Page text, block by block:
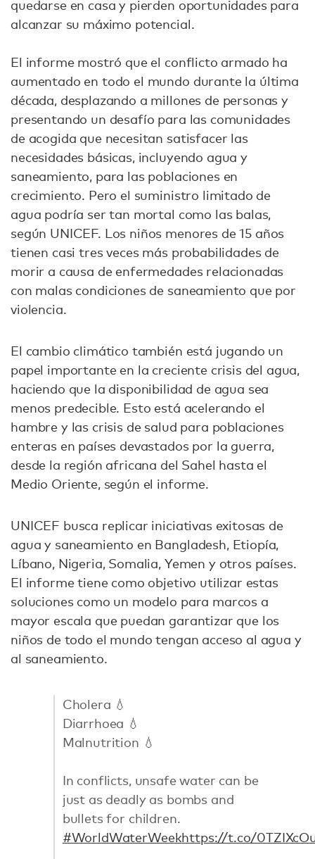
quedarse en casa y pierden oportunidades para
alcanzar su máximo potencial.
El informe mostró que el conflicto armado ha
aumentado en todo el mundo durante la última
década, desplazando a millones de personas y
presentando un desafío para las comunidades
de acogida que necesitan satisfacer las
necesidades básicas, incluyendo agua y
saneamiento, para las poblaciones en
crecimiento. Pero el suministro limitado de
agua podría ser tan mortal como las balas,
según UNICEF. Los niños menores de 15 años
tienen casi tres veces más probabilidades de
morir a causa de enfermedades relacionadas
con malas condiciones de saneamiento que por
violencia.
El cambio climático también está jugando un
papel importante en la creciente crisis del agua,
haciendo que la disponibilidad de agua sea
menos predecible. Esto está acelerando el
hambre y las crisis de salud para poblaciones
enteras en países devastados por la guerra,
desde la región africana del Sahel hasta el
Medio Oriente, según el informe.
UNICEF busca replicar iniciativas exitosas de
agua y saneamiento en Bangladesh, Etiopía,
Líbano, Nigeria, Somalia, Yemen y otros países.
El informe tiene como objetivo utilizar estas
soluciones como un modelo para marcos a
mayor escala que puedan garantizar que los
niños de todo el mundo tengan acceso al agua y
al saneamiento.
Cholera 💧
Diarrhoea 💧
Malnutrition 💧
In conflicts, unsafe water can be
just as deadly as bombs and
bullets for children.
#WorldWaterWeekhttps://t.co/